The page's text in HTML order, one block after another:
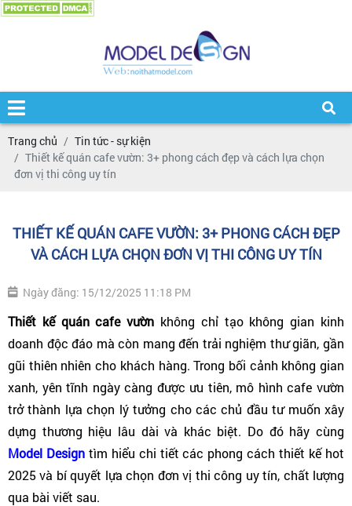
Trang chủ
Tin tức - sự kiện
Thiết kế quán cafe vườn: 3+ phong cách đẹp và cách lựa chọn
đơn vị thi công uy tín
THIẾT KẾ QUÁN CAFE VƯỜN: 3+ PHONG CÁCH ĐẸP
VÀ CÁCH LỰA CHỌN ĐƠN VỊ THI CÔNG UY TÍN
Ngày đăng: 15/12/2025 11:18 PM
Thiết kế quán cafe vườn không chỉ tạo không gian kinh
doanh độc đáo mà còn mang đến trải nghiệm thư giãn, gần
gũi thiên nhiên cho khách hàng. Trong bối cảnh không gian
xanh, yên tĩnh ngày càng được ưu tiên, mô hình cafe vườn
trở thành lựa chọn lý tưởng cho các chủ đầu tư muốn xây
Model Design tìm hiểu chi tiết các phong cách thiết kế hot
2025 và bí quyết lựa chọn đơn vị thi công uy tín, chất lượng
qua bài viết sau.